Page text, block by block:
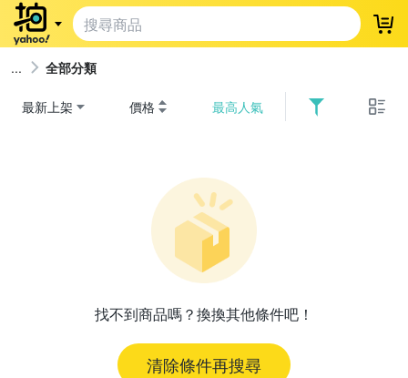
登
全部分類
最新上架 價格 最高人氣
找不到商品嗎？換換其他條件吧！
清除條件再搜尋